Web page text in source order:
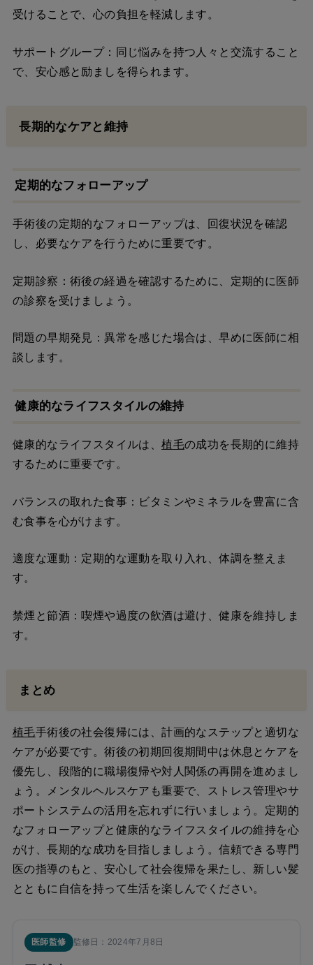
受けることで、心の負担を軽減します。
サポートグループ：同じ悩みを持つ人々と交流すること
で、安心感と励ましを得られます。
長期的なケアと維持
定期的なフォローアップ
手術後の定期的なフォローアップは、回復状況を確認
し、必要なケアを行うために重要です。
定期診察：術後の経過を確認するために、定期的に医師
の診察を受けましょう。
問題の早期発見：異常を感じた場合は、早めに医師に相
談します。
健康的なライフスタイルの維持
健康的なライフスタイルは、植毛の成功を長期的に維持
するために重要です。
バランスの取れた食事：ビタミンやミネラルを豊富に含
む食事を心がけます。
適度な運動：定期的な運動を取り入れ、体調を整えま
す。
禁煙と節酒：喫煙や過度の飲酒は避け、健康を維持しま
す。
まとめ
植毛手術後の社会復帰には、計画的なステップと適切な
ケアが必要です。術後の初期回復期間中は休息とケアを
優先し、段階的に職場復帰や対人関係の再開を進めまし
ょう。メンタルヘルスケアも重要で、ストレス管理やサ
ポートシステムの活用を忘れずに行いましょう。定期的
なフォローアップと健康的なライフスタイルの維持を心
がけ、長期的な成功を目指しましょう。信頼できる専門
医の指導のもと、安心して社会復帰を果たし、新しい髪
とともに自信を持って生活を楽しんでください。
医師監修 監修日：2024年7月8日